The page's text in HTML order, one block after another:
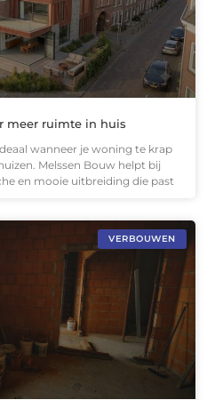
meer ruimte in huis
wanneer je woning te krap
Melssen Bouw helpt bij
en mooie uitbreiding die past
VERBOUWEN